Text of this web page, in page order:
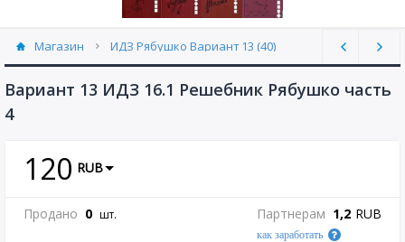
Магазин ИДЗ Рябушко Вариант 13 (40)
Вариант 13 ИДЗ 16.1 Решебник Рябушко часть
4
120 RUB
Продано 0 шт. Партнерам 1,2 RUB
как заработать